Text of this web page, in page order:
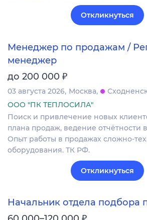
Откликнуться
Менеджер по продажам /
менеджер
до 200 000 ₽
03 августа 2026 Москва
ООО "ПК ТЕПЛОСИЛА"
Поиск и привлечение новых
плана продаж, ведение отчётности
Опыт работы в продажах сложно-
оборудования. ТК РФ.
Откликнуться
Начальник отдела подбора